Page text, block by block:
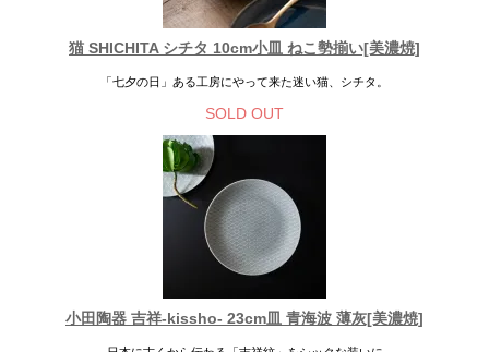
猫 SHICHITA シチタ 10cm小皿 ねこ勢揃い[美濃焼]
「七夕の日」ある工房にやって来た迷い猫、シチタ。
SOLD OUT
小田陶器 吉祥-kissho- 23cm皿 青海波 薄灰[美濃焼]